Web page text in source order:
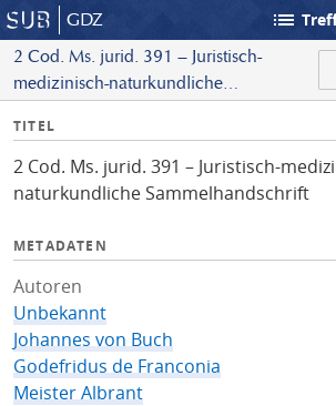
GDZ list
2 Cod. Ms. jurid. 391 – Juristisch-
medizinisch-naturkundliche
I
f
o
TITEL
2 Cod. Ms. jurid. 391 – Juristisch-
naturkundliche Sammelhandschrift
METADATEN
Autoren
Unbekannt
Johannes von Buch
Godefridus de Franconia
Meister Albrant